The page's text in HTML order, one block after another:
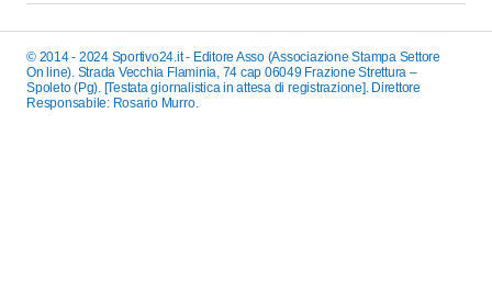
© 2014 - 2024 Sportivo24.it - Editore Asso (Associazione Stampa Settore
On line). Strada Vecchia Flaminia, 74 cap 06049 Frazione Strettura –
Spoleto (Pg). [Testata giornalistica in attesa di registrazione]. Direttore
Responsabile: Rosario Murro.